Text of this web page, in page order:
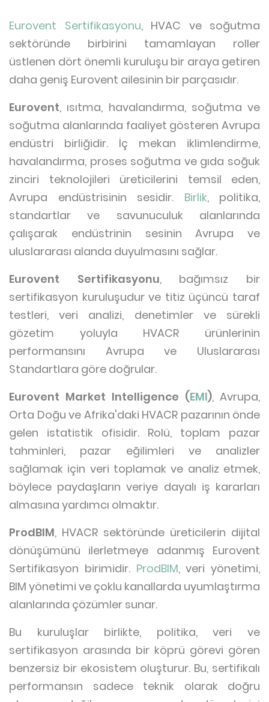
Eurovent Sertifikasyonu, HVAC ve soğutma
sektöründe birbirini tamamlayan roller
üstlenen dört önemli kuruluşu bir araya getiren
daha geniş Eurovent ailesinin bir parçasıdır.
Eurovent, ısıtma, havalandırma, soğutma ve
soğutma alanlarında faaliyet gösteren Avrupa
endüstri birliğidir. İç mekan iklimlendirme,
havalandırma, proses soğutma ve gıda soğuk
zinciri teknolojileri üreticilerini temsil eden,
Avrupa endüstrisinin sesidir. Birlik, politika,
standartlar ve savunuculuk alanlarında
çalışarak endüstrinin sesinin Avrupa ve
uluslararası alanda duyulmasını sağlar.
Eurovent Sertifikasyonu, bağımsız bir
sertifikasyon kuruluşudur ve titiz üçüncü taraf
testleri, veri analizi, denetimler ve sürekli
gözetim yoluyla HVACR ürünlerinin
performansını Avrupa ve Uluslararası
Standartlara göre doğrular.
Eurovent Market Intelligence (EMI), Avrupa,
Orta Doğu ve Afrika'daki HVACR pazarının önde
gelen istatistik ofisidir. Rolü, toplam pazar
tahminleri, pazar eğilimleri ve analizler
sağlamak için veri toplamak ve analiz etmek,
böylece paydaşların veriye dayalı iş kararları
almasına yardımcı olmaktır.
ProdBIM, HVACR sektöründe üreticilerin dijital
dönüşümünü ilerletmeye adanmış Eurovent
Sertifikasyon birimidir. ProdBIM, veri yönetimi,
BIM yönetimi ve çoklu kanallarda uyumlaştırma
alanlarında çözümler sunar.
Bu kuruluşlar birlikte, politika, veri ve
sertifikasyon arasında bir köprü görevi gören
benzersiz bir ekosistem oluşturur. Bu, sertifikalı
performansın sadece teknik olarak doğru